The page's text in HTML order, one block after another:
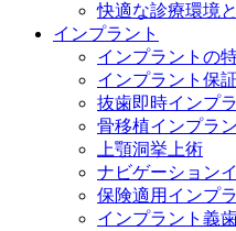
快適な診療環境
インプラント
インプラントの
インプラント保
抜歯即時インプ
骨移植インプラ
上顎洞挙上術
ナビゲーション
保険適用インプ
インプラント義